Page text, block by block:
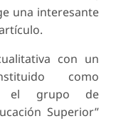
una interesante
con un
como
el grupo de
Superior”